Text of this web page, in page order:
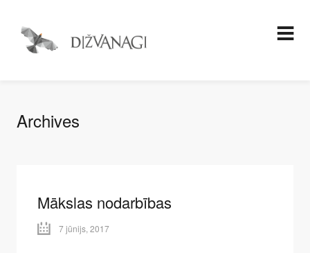
Archives
Mākslas nodarbības
7 jūnijs, 2017